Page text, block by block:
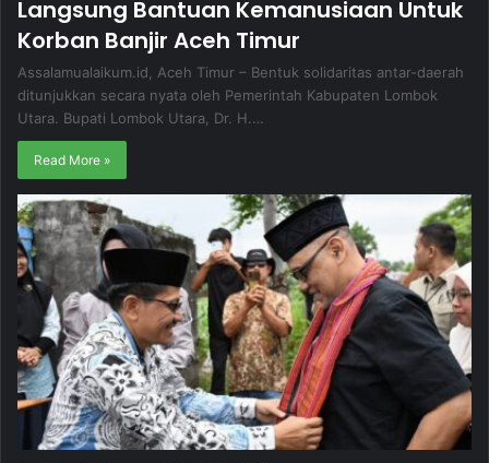
Langsung Bantuan Kemanusiaan Untuk
Korban Banjir Aceh Timur
Assalamualaikum.id, Aceh Timur – Bentuk solidaritas antar-daerah
ditunjukkan secara nyata oleh Pemerintah Kabupaten Lombok
Utara. Bupati Lombok Utara, Dr. H.…
Read More »